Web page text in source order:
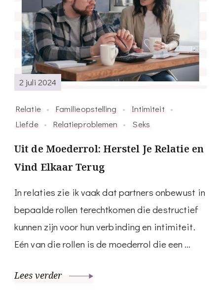
2 juli 2024
Relatie Familieopstelling
Intimiteit
Liefde
Relatieproblemen Seks
Uit de Moederrol: Herstel Je Relatie en
Vind Elkaar Terug
In relaties zie ik vaak dat partners onbewust in
bepaalde rollen terechtkomen die destructief
kunnen zijn voor hun verbinding en intimiteit.
Eén van die rollen is de moederrol die een …
Lees verder